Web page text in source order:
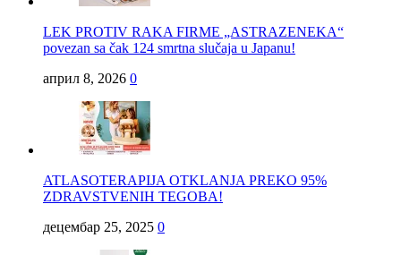
LEK PROTIV RAKA FIRME „ASTRAZENEKA“
povezan sa čak 124 smrtna slučaja u Japanu!
април 8, 2026 0
ATLASOTERAPIJA OTKLANJA PREKO 95%
ZDRAVSTVENIH TEGOBA!
децембар 25, 2025 0